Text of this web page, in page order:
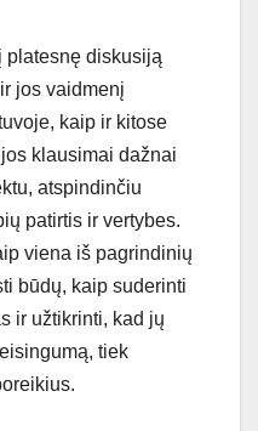
platesnę diskusiją
jos vaidmenį
kaip ir kitose
klausimai dažnai
atspindinčiu
patirtis ir vertybes.
viena iš pagrindinių
būdų, kaip suderinti
ir užtikrinti, kad jų
tiek